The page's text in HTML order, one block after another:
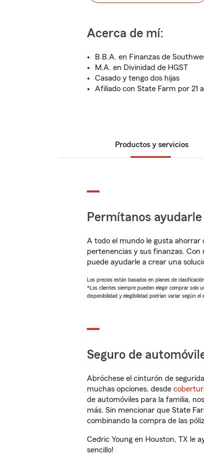
Acerca de mí:
B.B.A. en Finanzas de
M.A. en Divinidad de HGST
Casado y tengo dos hijas
Afiliado con State Farm por 21
Productos y servicios
Permítanos
A todo el mundo le gusta ahorrar
pertenencias y sus finanzas.
puede ayudarle a crear una
Los precios están basados en planes de
*Los clientes siempre pueden elegir comprar solo
disponibilidad y elegibilidad podrían variar según el
Seguro de
Abróchese el cinturón de
muchas opciones, desde
de automóviles para la familia,
más. Sin mencionar que State
combinando la compra de las
Cedric Young en Houston, TX le
sencillo!